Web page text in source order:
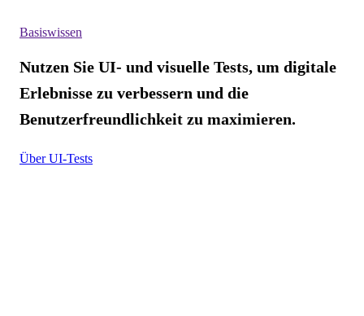
Basiswissen
Nutzen Sie UI- und visuelle Tests, um digitale
Erlebnisse zu verbessern und die
Benutzerfreundlichkeit zu maximieren.
Über UI-Tests